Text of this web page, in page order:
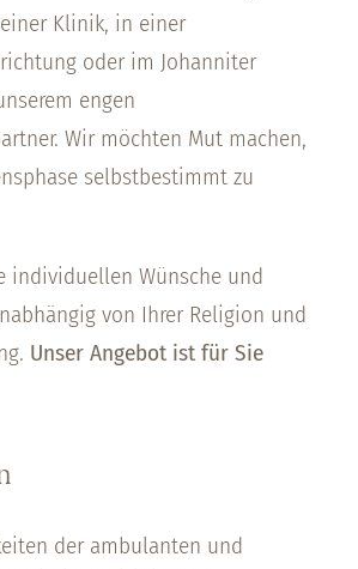
Klinik, in einer
oder im Johanniter
engen
Wir möchten Mut machen,
selbstbestimmt zu
individuellen Wünsche und
von Ihrer Religion und
Unser Angebot ist für Sie
der ambulanten und